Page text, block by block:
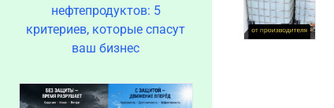
нефтепродуктов: 5
критериев, которые спасут
ваш бизнес